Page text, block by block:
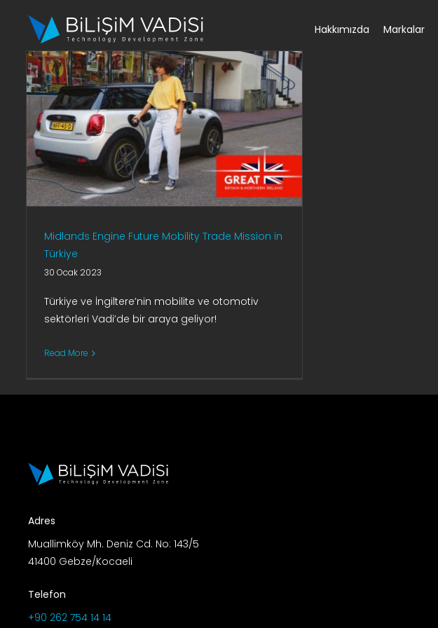
content
Hakkımızda Markalar
Midlands Engine Future Mobility Trade Mission in
Türkiye
30 Ocak 2023
Türkiye ve İngiltere’nin mobilite ve otomotiv
sektörleri Vadi’de bir araya geliyor!
Read More
Adres
Muallimköy Mh. Deniz Cd. No: 143/5
41400 Gebze/Kocaeli
Telefon
+90 262 754 14 14